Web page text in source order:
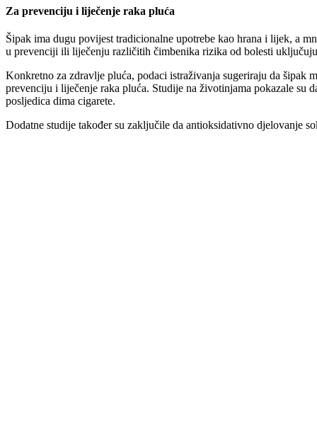
Za prevenciju i liječenje raka pluća
Šipak ima dugu povijest tradicionalne upotrebe kao hrana i lijek, a
u prevenciji ili liječenju različitih čimbenika rizika od bolesti
Konkretno za zdravlje pluća, podaci istraživanja sugeriraju da šipak
prevenciju i liječenje raka pluća. Studije na životinjama pokazale su
posljedica dima cigarete.
Dodatne studije također su zaključile da antioksidativno djelovanje